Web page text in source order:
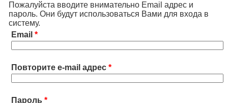
Пожалуйста вводите внимательно Email адрес и
пароль. Они будут использоваться Вами для входа в
систему.
Email *
Повторите e-mail адрес *
Пароль *